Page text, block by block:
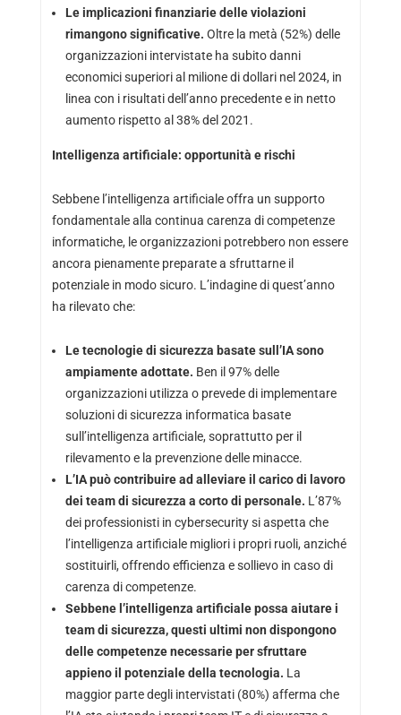
Le implicazioni finanziarie delle violazioni
rimangono significative. Oltre la metà (52%) delle
organizzazioni intervistate ha subito danni
economici superiori al milione di dollari nel 2024, in
linea con i risultati dell’anno precedente e in netto
aumento rispetto al 38% del 2021.
Intelligenza artificiale: opportunità e rischi
Sebbene l’intelligenza artificiale offra un supporto
fondamentale alla continua carenza di competenze
informatiche, le organizzazioni potrebbero non essere
ancora pienamente preparate a sfruttarne il
potenziale in modo sicuro. L’indagine di quest’anno
ha rilevato che:
Le tecnologie di sicurezza basate sull’IA sono
ampiamente adottate. Ben il 97% delle
organizzazioni utilizza o prevede di implementare
soluzioni di sicurezza informatica basate
sull’intelligenza artificiale, soprattutto per il
rilevamento e la prevenzione delle minacce.
L’IA può contribuire ad alleviare il carico di lavoro
dei team di sicurezza a corto di personale. L’87%
dei professionisti in cybersecurity si aspetta che
l’intelligenza artificiale migliori i propri ruoli, anziché
sostituirli, offrendo efficienza e sollievo in caso di
carenza di competenze.
Sebbene l’intelligenza artificiale possa aiutare i
team di sicurezza, questi ultimi non dispongono
delle competenze necessarie per sfruttare
appieno il potenziale della tecnologia. La
maggior parte degli intervistati (80%) afferma che